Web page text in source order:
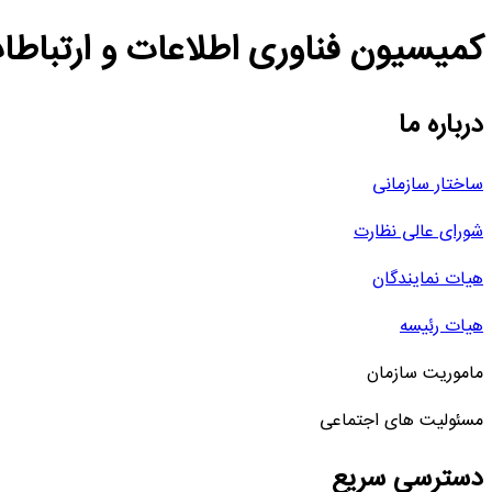
کمیسیون فناوری اطلاعات و
درباره ما
ساختار سازمانی
شورای عالی نظارت
هیات نمایندگان
هیات رئیسه
ماموریت سازمان
مسئولیت های اجتماعی
دسترسی سریع